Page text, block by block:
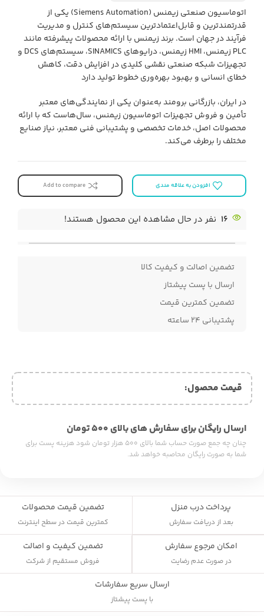
اتوماسیون صنعتی زیمنس (Siemens Automation) یکی از
قدرتمندترین و قابل‌اعتمادترین سیستم‌های کنترل و مدیریت
فرآیند در جهان است. برند زیمنس با ارائه محصولات پیشرفته مانند
PLC زیمنس، HMI زیمنس، درایوهای SINAMICS، سیستم‌های DCS و
تجهیزات شبکه صنعتی نقشی کلیدی در افزایش دقت، کاهش
خطای انسانی و بهبود بهره‌وری خطوط تولید دارد
در ایران، بازرگانی برومند به‌عنوان یکی از نمایندگی‌های معتبر
تأمین و فروش تجهیزات اتوماسیون زیمنس، سال‌هاست که با ارائه
محصولات اصل، خدمات تخصصی و پشتیبانی فنی معتبر، نیاز صنایع
مختلف را برطرف می‌کند.
افزودن به علاقه مندی Add to compare
16 نفر در حال مشاهده این محصول هستند!
تضمین اصالت و کیفیت کالا
ارسال با پست پیشتاز
تضمین کمترین قیمت
پشتیبانی ۲۴ ساعته
قیمت محصول:​
ارسال رایگان برای سفارش های بالای ۵۰۰ تومان
چنان چه جمع صورت حساب شما بالای ۵۰۰ هزار تومان شود هزینه پست برای
شما به صورت رایگان محاصبه خواهد شد.
پرداخت درب منزل
بعد از دریافت سفارش
تضمین قیمت محصولات
کمترین قیمت در سطح اینترنت
امکان مرجوع سفارش
در صورت عدم رضایت
تضمین کیفیت و اصالت
فروش مستقیم از شرکت
ارسال سریع سفارشات
با پست پیشتاز